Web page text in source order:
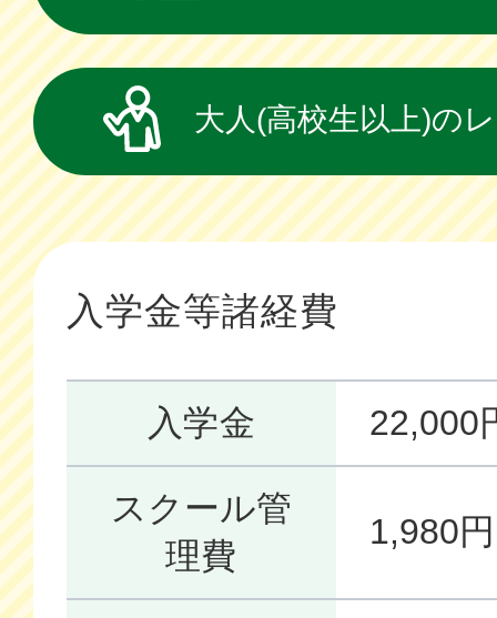
大人(高校生以上)の
入学金等諸経費
入学金 22,000
スクール管
理費
1,980